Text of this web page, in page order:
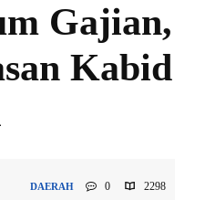
Gajian,
Kabid
DAERAH 0 2298